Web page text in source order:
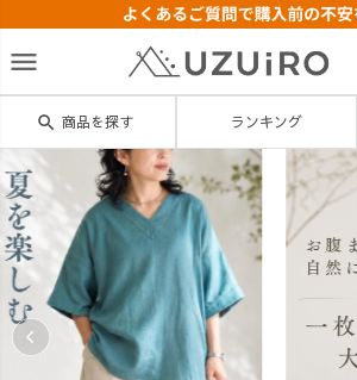
menu
search 商品を探す ランキング